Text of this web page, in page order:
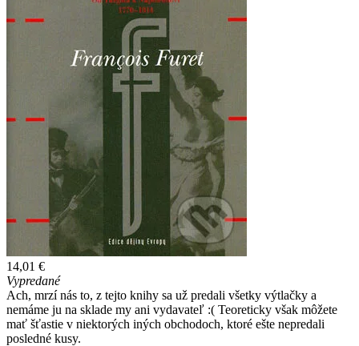
14,01 €
Vypredané
Ach, mrzí nás to, z tejto knihy sa už predali všetky výtlačky a
nemáme ju na sklade my ani vydavateľ :( Teoreticky však môžete
mať šťastie v niektorých iných obchodoch, ktoré ešte nepredali
posledné kusy.